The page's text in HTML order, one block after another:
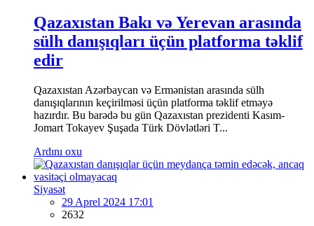
Qazaxıstan Bakı və Yerevan arasında
sülh danışıqları üçün platforma təklif
edir
Qazaxıstan Azərbaycan və Ermənistan arasında sülh
danışıqlarının keçirilməsi üçün platforma təklif etməyə
hazırdır. Bu barədə bu gün Qazaxıstan prezidenti Kasım-
Jomart Tokayev Şuşada Türk Dövlətləri T...
Ardını oxu
Siyasət
29 Aprel 2024 17:01
2632